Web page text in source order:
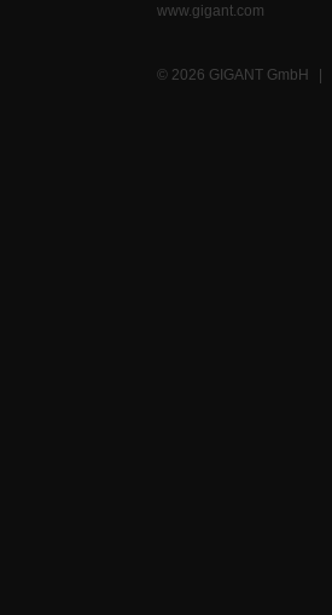
www.gigant.com
© 2026 GIGANT GmbH |